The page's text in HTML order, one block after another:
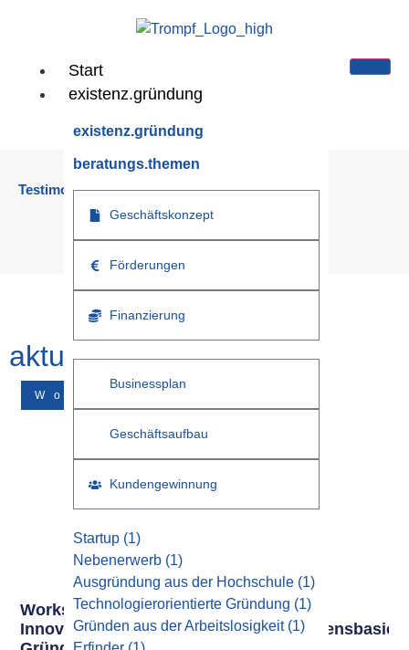
Start
existenz.gründung
existenz.gründung
beratungs.themen
Geschäftskonzept
Förderungen
Finanzierung
Businessplan
Geschäftsaufbau
Kundengewinnung
Startup (1)
Nebenerwerb (1)
Ausgründung aus der Hochschule (1)
Technologierorientierte Gründung (1)
Gründen aus der Arbeitslosigkeit (1)
Testimonial Category:Category 1
Sie sind hier: / Start / Category 1
aktuelle.news
Workshop
Workshop Für
Innovative/technologieorientierte/